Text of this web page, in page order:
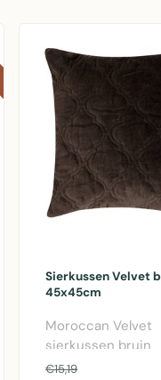
Sierkussen Velvet
45x45cm
Moroccan Velvet
sierkussen bruin
45x45cm met luxe
€15,19